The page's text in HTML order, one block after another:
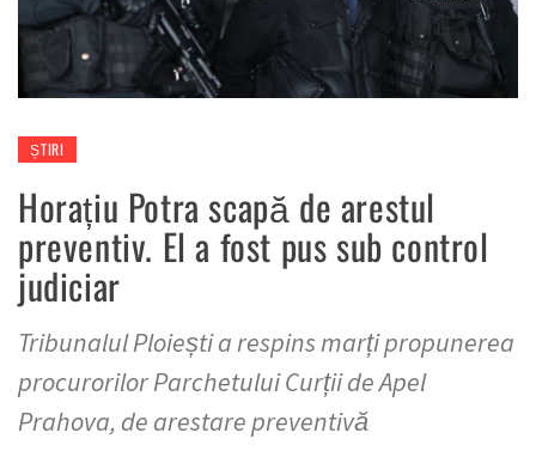
ȘTIRI
Horațiu Potra scapă de arestul
preventiv. El a fost pus sub control
judiciar
Tribunalul Ploiești a respins marți propunerea
procurorilor Parchetului Curții de Apel
Prahova, de arestare preventivă